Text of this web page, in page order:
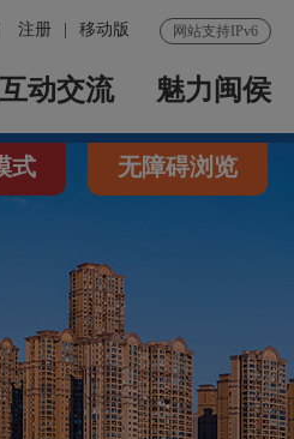
网站支持IPv6
注册 移动版
互动交流 魅力闽侯
式 无障碍浏览